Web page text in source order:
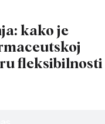
kako je
fleksibilnosti